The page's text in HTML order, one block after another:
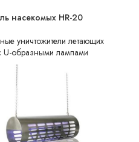
насекомых HR-20
уничтожители летающих
U-образными лампами